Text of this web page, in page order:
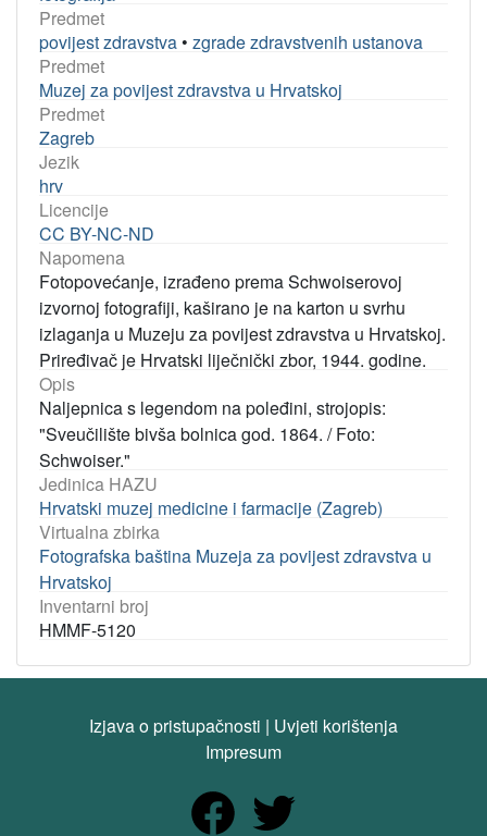
Predmet
povijest zdravstva • zgrade zdravstvenih ustanova
Predmet
Muzej za povijest zdravstva u Hrvatskoj
Predmet
Zagreb
Jezik
hrv
Licencije
CC BY-NC-ND
Napomena
Fotopovećanje, izrađeno prema Schwoiserovoj
izvornoj fotografiji, kaširano je na karton u svrhu
izlaganja u Muzeju za povijest zdravstva u Hrvatskoj.
Priređivač je Hrvatski liječnički zbor, 1944. godine.
Opis
Naljepnica s legendom na poleđini, strojopis:
"Sveučilište bivša bolnica god. 1864. / Foto:
Schwoiser."
Jedinica HAZU
Hrvatski muzej medicine i farmacije (Zagreb)
Virtualna zbirka
Fotografska baština Muzeja za povijest zdravstva u
Hrvatskoj
Inventarni broj
HMMF-5120
Izjava o pristupačnosti | Uvjeti korištenja
Impresum